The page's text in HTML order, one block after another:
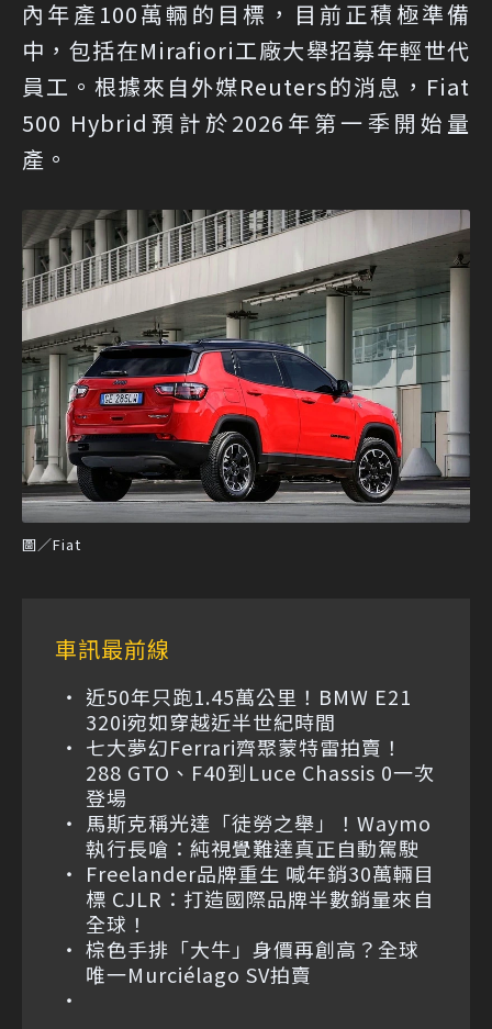
內年產100萬輛的目標，目前正積極準備
中，包括在Mirafiori工廠大舉招募年輕世代
員工。根據來自外媒Reuters的消息，Fiat
500 Hybrid預計於2026年第一季開始量
產。
圖／Fiat
車訊最前線
近50年只跑1.45萬公里！BMW E21
320i宛如穿越近半世紀時間
七大夢幻Ferrari齊聚蒙特雷拍賣！
288 GTO、F40到Luce Chassis 0一次
登場
馬斯克稱光達「徒勞之舉」！Waymo
執行長嗆：純視覺難達真正自動駕駛
Freelander品牌重生 喊年銷30萬輛目
標 CJLR：打造國際品牌半數銷量來自
全球！
棕色手排「大牛」身價再創高？全球
唯一Murciélago SV拍賣